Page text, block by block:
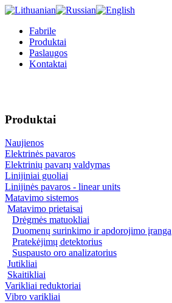
Fabrile
Produktai
Paslaugos
Kontaktai
Produktai
Naujienos
Elektrinės pavaros
Elektrinių pavarų valdymas
Linijiniai guoliai
Linijinės pavaros - linear units
Matavimo sistemos
Matavimo prietaisai
Drėgmės matuokliai
Duomenų surinkimo ir apdorojimo įranga
Pratekėjimų detektorius
Suspausto oro analizatorius
Jutikliai
Skaitikliai
Varikliai reduktoriai
Vibro varikliai